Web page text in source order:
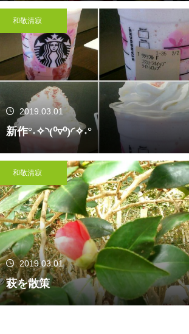
和敬清寂
2019.03.01
新作°˖✧◝(⁰▿⁰)◜✧˖°
和敬清寂
2019.03.01
萩を散策